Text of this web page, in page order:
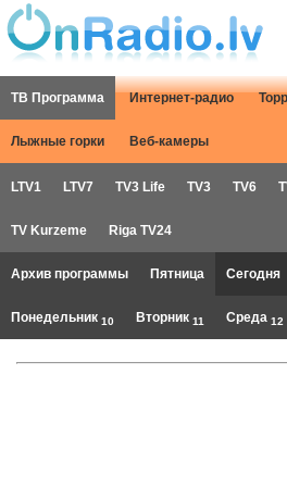
ТВ Программа Интернет-радио
Лыжные горки Веб-камеры
LTV1 LTV7 TV3 Life TV3 TV6
TV Kurzeme Riga TV24
Архив программы Пятница Сегодня
Понедельник 10 Вторник 11 Среда 12